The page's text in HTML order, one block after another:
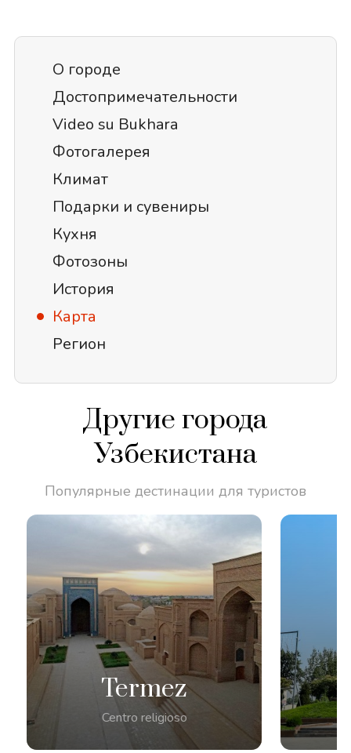
О городе
Достопримечательности
Video su Bukhara
Фотогалерея
Климат
Подарки и сувениры
Кухня
Фотозоны
История
Карта
Регион
Другие города
Узбекистана
Популярные дестинации для туристов
Termez
Centro religioso